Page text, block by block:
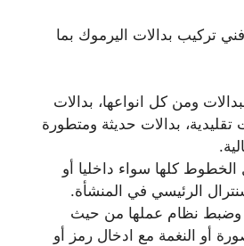
فني تركيب بدالات اليرموك بما
ومن كل انواعها، بدالات
تقليدية، بدالات حديثة ومتطورة
الخطوط كلها سواء داخليا أو
الرئيسي في المنشأة.
وضبط نظام عملها من حيث
أو النغمة مع ادخال رمز أو